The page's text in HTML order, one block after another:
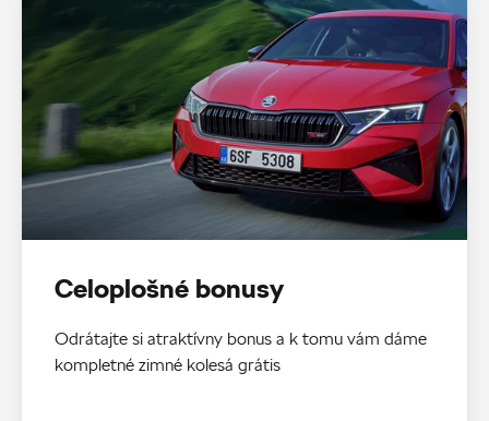
Celoplošné bonusy
Odrátajte si atraktívny bonus a k tomu vám dáme
kompletné zimné kolesá grátis